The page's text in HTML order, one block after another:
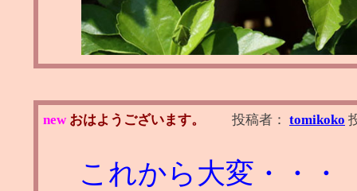
new おはようございます。 投稿者： tomikoko
これから大変・・・